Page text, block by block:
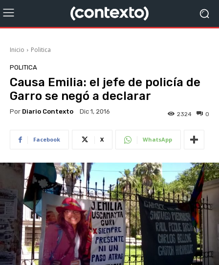
Inicio Politica
POLITICA
Causa Emilia: el jefe de policía de
Garro se negó a declarar
Por Diario Contexto Dic 1, 2016 0
2324
Facebook X WhatsApp